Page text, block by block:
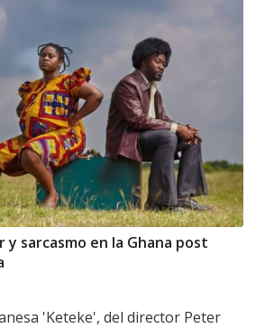
y sarcasmo en la Ghana post
'Keteke', del director Peter